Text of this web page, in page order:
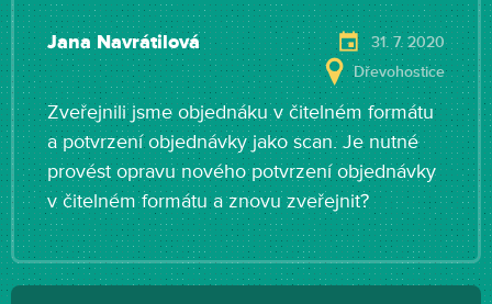
Jana Navrátilová
31. 7. 2020
Dřevohostice
Zveřejnili jsme objednáku v čitelném formátu
a potvrzení objednávky jako scan. Je nutné
provést opravu nového potvrzení objednávky
v čitelném formátu a znovu zveřejnit?